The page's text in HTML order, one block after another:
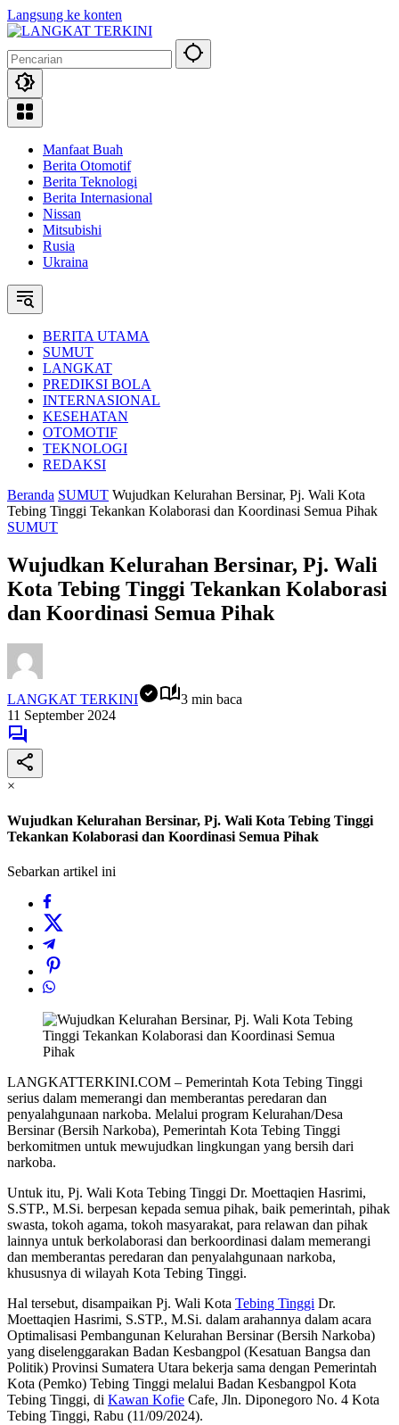
Langsung ke konten
Manfaat Buah
Berita Otomotif
Berita Teknologi
Berita Internasional
Nissan
Mitsubishi
Rusia
Ukraina
BERITA UTAMA
SUMUT
LANGKAT
PREDIKSI BOLA
INTERNASIONAL
KESEHATAN
OTOMOTIF
TEKNOLOGI
REDAKSI
Beranda SUMUT Wujudkan Kelurahan Bersinar, Pj. Wali Kota
Tebing Tinggi Tekankan Kolaborasi dan Koordinasi Semua Pihak
SUMUT
Wujudkan Kelurahan Bersinar, Pj. Wali
Kota Tebing Tinggi Tekankan Kolaborasi
dan Koordinasi Semua Pihak
LANGKAT TERKINI
3 min baca
11 September 2024
×
Wujudkan Kelurahan Bersinar, Pj. Wali Kota Tebing Tinggi
Tekankan Kolaborasi dan Koordinasi Semua Pihak
Sebarkan artikel ini
LANGKATTERKINI.COM – Pemerintah Kota Tebing Tinggi
serius dalam memerangi dan memberantas peredaran dan
penyalahgunaan narkoba. Melalui program Kelurahan/Desa
Bersinar (Bersih Narkoba), Pemerintah Kota Tebing Tinggi
berkomitmen untuk mewujudkan lingkungan yang bersih dari
narkoba.
Untuk itu, Pj. Wali Kota Tebing Tinggi Dr. Moettaqien Hasrimi,
S.STP., M.Si. berpesan kepada semua pihak, baik pemerintah, pihak
swasta, tokoh agama, tokoh masyarakat, para relawan dan pihak
lainnya untuk berkolaborasi dan berkoordinasi dalam memerangi
dan memberantas peredaran dan penyalahgunaan narkoba,
khususnya di wilayah Kota Tebing Tinggi.
Hal tersebut, disampaikan Pj. Wali Kota Tebing Tinggi Dr.
Moettaqien Hasrimi, S.STP., M.Si. dalam arahannya dalam acara
Optimalisasi Pembangunan Kelurahan Bersinar (Bersih Narkoba)
yang diselenggarakan Badan Kesbangpol (Kesatuan Bangsa dan
Politik) Provinsi Sumatera Utara bekerja sama dengan Pemerintah
Kota (Pemko) Tebing Tinggi melalui Badan Kesbangpol Kota
Tebing Tinggi, di Kawan Kofie Cafe, Jln. Diponegoro No. 4 Kota
Tebing Tinggi, Rabu (11/09/2024).